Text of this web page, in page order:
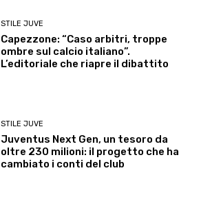
STILE JUVE
Capezzone: “Caso arbitri, troppe
ombre sul calcio italiano”.
L’editoriale che riapre il dibattito
STILE JUVE
Juventus Next Gen, un tesoro da
oltre 230 milioni: il progetto che ha
cambiato i conti del club